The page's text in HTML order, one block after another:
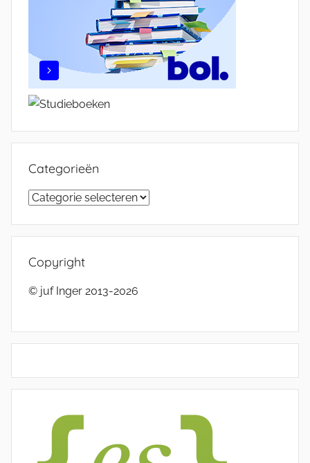
Categorieën
Categorieën
Copyright
© juf Inger 2013-2026